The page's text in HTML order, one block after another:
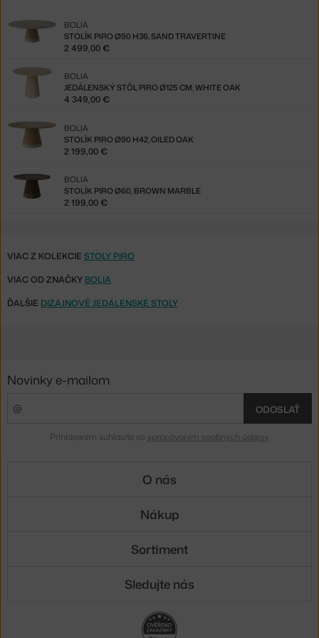
STOLÍK PIRO Ø90 H36, SAND TRAVERTINE
BOLIA
2 499,00 €
JEDÁLENSKÝ STÔL PIRO Ø125 CM, WHITE OAK
BOLIA
4 349,00 €
STOLÍK PIRO Ø90 H42, OILED OAK
BOLIA
2 199,00 €
STOLÍK PIRO Ø60, BROWN MARBLE
BOLIA
2 199,00 €
VIAC Z KOLEKCIE STOLY PIRO
VIAC OD ZNAČKY BOLIA
ĎALŠIE DIZAJNOVÉ JEDÁLENSKÉ STOLY
Novinky e-mailom
ODOSLAŤ
Prihlásením súhlasíte so spracovaním osobných údajov.
O nás
Nákup
Sortiment
Sledujte nás